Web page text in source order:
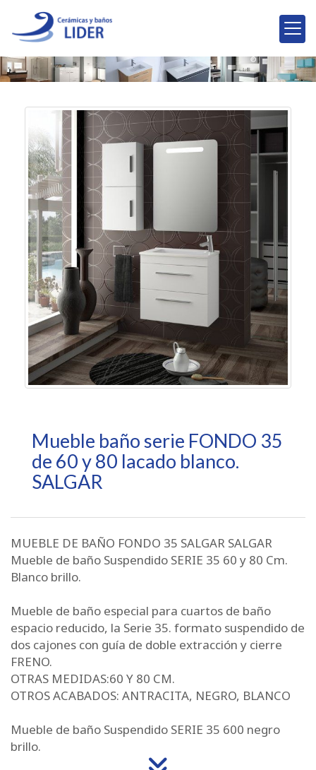
Mueble baño serie FONDO 35
de 60 y 80 lacado blanco.
SALGAR
MUEBLE DE BAÑO FONDO 35 SALGAR SALGAR
Mueble de baño Suspendido SERIE 35 60 y 80 Cm.
Blanco brillo.
Mueble de baño especial para cuartos de baño
espacio reducido, la Serie 35. formato suspendido de
dos cajones con guía de doble extracción y cierre
FRENO.
OTRAS MEDIDAS:60 Y 80 CM.
OTROS ACABADOS: ANTRACITA, NEGRO, BLANCO
Mueble de baño Suspendido SERIE 35 600 negro
brillo.